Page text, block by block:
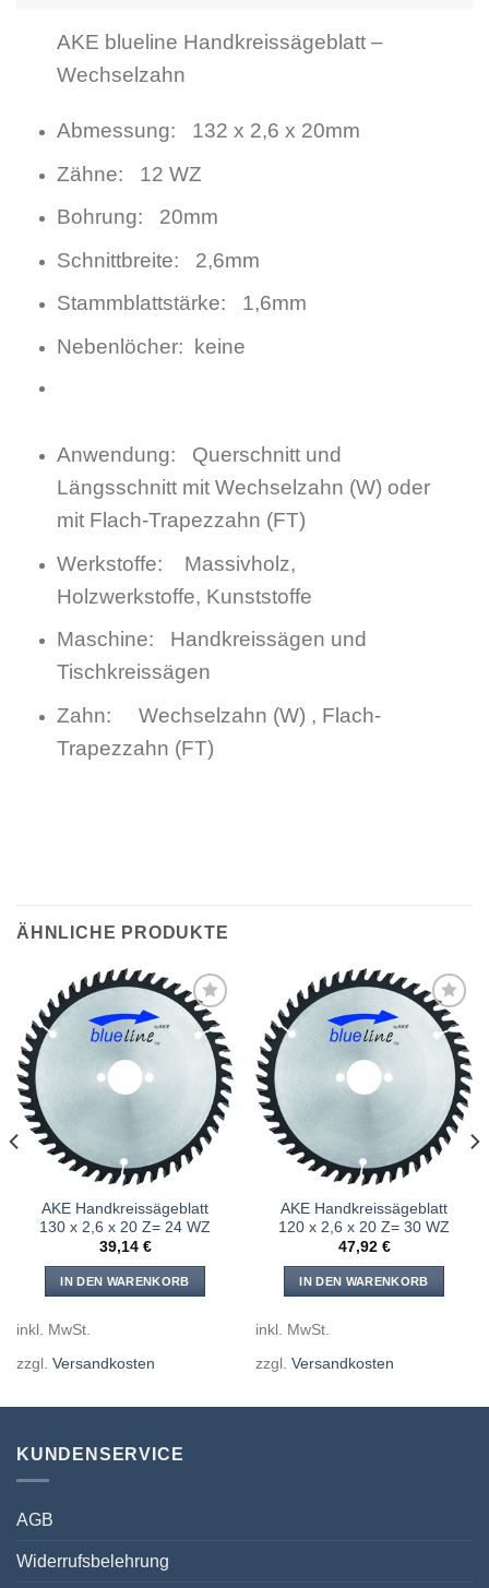
AKE blueline Handkreissägeblatt –
Wechselzahn
Abmessung: 132 x 2,6 x 20mm
Zähne: 12 WZ
Bohrung: 20mm
Schnittbreite: 2,6mm
Stammblattstärke: 1,6mm
Nebenlöcher: keine
Anwendung: Querschnitt und
Längsschnitt mit Wechselzahn (W) oder
mit Flach-Trapezzahn (FT)
Werkstoffe: Massivholz,
Holzwerkstoffe, Kunststoffe
Maschine: Handkreissägen und
Tischkreissägen
Zahn: Wechselzahn (W) , Flach-
Trapezzahn (FT)
ÄHNLICHE PRODUKTE
hinzufügen
AKE Handkreissägeblatt
130 x 2,6 x 20 Z= 24 WZ
39,14 €
IN DEN WARENKORB
inkl. MwSt.
zzgl. Versandkosten
hinzufügen
AKE Handkreissägeblatt
120 x 2,6 x 20 Z= 30 WZ
47,92 €
IN DEN WARENKORB
inkl. MwSt.
zzgl. Versandkosten
KUNDENSERVICE
AGB
Widerrufsbelehrung